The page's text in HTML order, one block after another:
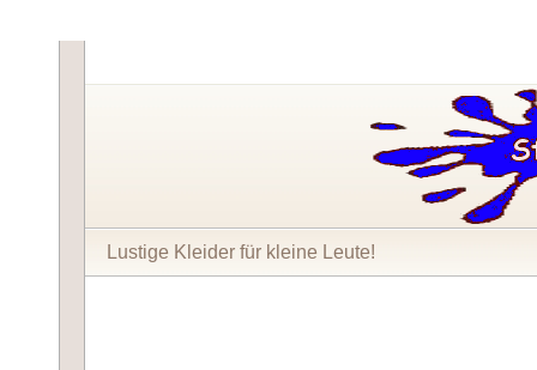
Lustige Kleider für kleine Leute!